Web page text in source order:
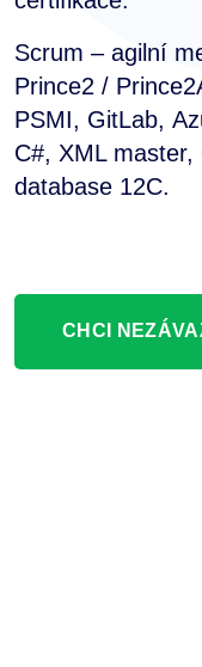
Scrum – agilní
Prince2 /
PSMI, GitLab,
C#, XML
database 12C.
CHCI